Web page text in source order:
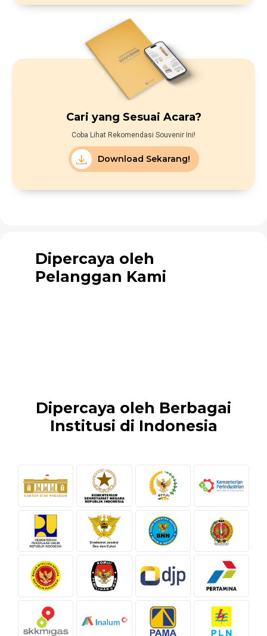
Cari yang Sesuai Acara?
Coba Lihat Rekomendasi Souvenir Ini!
Download Sekarang!
Dipercaya oleh
Pelanggan Kami
Dipercaya oleh Berbagai
Institusi di Indonesia